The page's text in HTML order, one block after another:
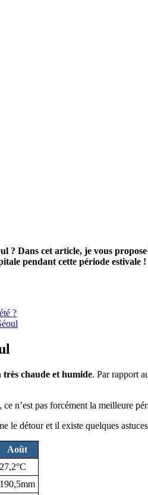
? Dans cet article, je vous
pendant cette période estivale !
?
très chaude et humide. Par rapport
n’est pas forcément la meilleure
le détour et il existe quelques
Août
27,2°C
190,5mm